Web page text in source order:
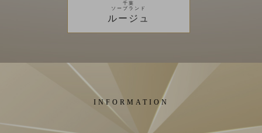
千葉
ソープランド
ルージュ
INFORMATION